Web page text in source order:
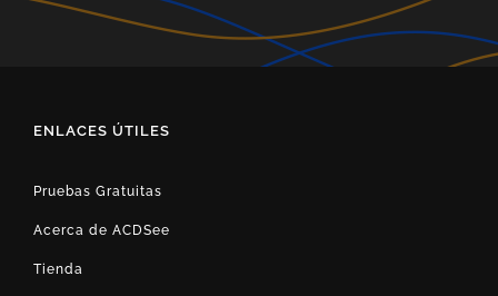
ENLACES ÚTILES
Pruebas Gratuitas
Acerca de ACDSee
Tienda